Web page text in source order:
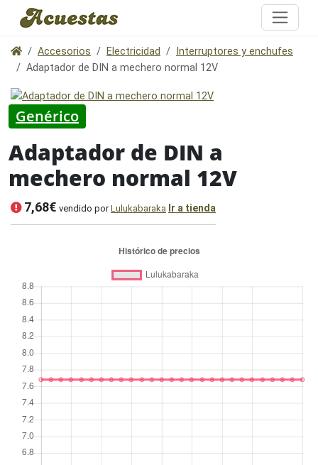
Accesorios Electricidad
Interruptores y enchufes
Adaptador de DIN a mechero normal 12V
Genérico
Adaptador de DIN a
mechero normal 12V
7,68€ vendido porLulukabaraka Ir a tienda